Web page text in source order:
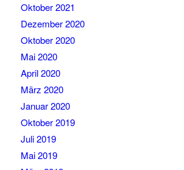
Oktober 2021
Dezember 2020
Oktober 2020
Mai 2020
April 2020
März 2020
Januar 2020
Oktober 2019
Juli 2019
Mai 2019